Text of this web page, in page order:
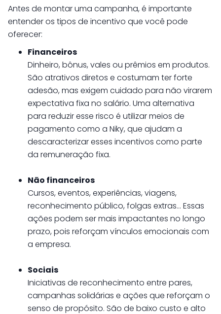
Antes de montar uma campanha, é importante
entender os tipos de incentivo que você pode
oferecer:
Financeiros
Dinheiro, bônus, vales ou prêmios em produtos.
São atrativos diretos e costumam ter forte
adesão, mas exigem cuidado para não virarem
expectativa fixa no salário. Uma alternativa
para reduzir esse risco é utilizar meios de
pagamento como a Niky, que ajudam a
descaracterizar esses incentivos como parte
da remuneração fixa.
Não financeiros
Cursos, eventos, experiências, viagens,
reconhecimento público, folgas extras… Essas
ações podem ser mais impactantes no longo
prazo, pois reforçam vínculos emocionais com
a empresa.
Sociais
Iniciativas de reconhecimento entre pares,
campanhas solidárias e ações que reforçam o
senso de propósito. São de baixo custo e alto